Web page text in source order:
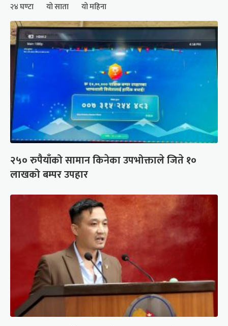
२४ घण्टा यो साता यो महिना
२५० रुपैयाँको सामान किनेका उपभोक्ताले जिते १०
लाखको बम्पर उपहार